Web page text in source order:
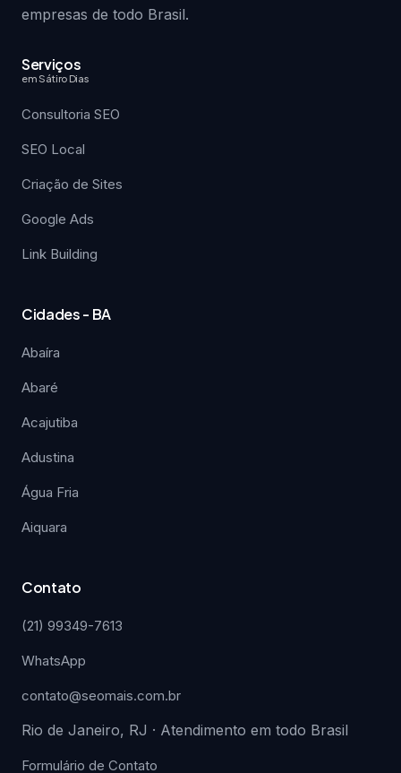
empresas de todo Brasil.
Serviços
em Sátiro Dias
Consultoria SEO
SEO Local
Criação de Sites
Google Ads
Link Building
Cidades - BA
Abaíra
Abaré
Acajutiba
Adustina
Água Fria
Aiquara
Contato
(21) 99349-7613
WhatsApp
contato@seomais.com.br
Rio de Janeiro, RJ · Atendimento em todo Brasil
Formulário de Contato